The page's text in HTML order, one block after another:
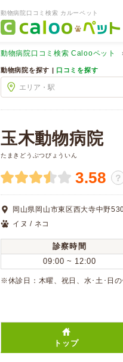
動物病院口コミ検索 カルーペット
動物病院口コミ検索 Calooペット
動物病院を探す | 口コミを探す
玉木動物病院
たまきどうぶつびょういん
3.58 ？
岡山県岡山市東区西大寺中野
イヌ / ネコ
診察時間
09:00 ~ 12:00
※休診日：木曜、祝日、水･土･日
トップ